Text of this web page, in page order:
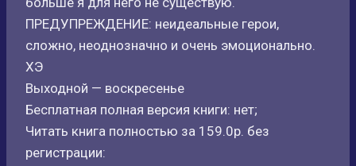
ПРЕДУПРЕЖДЕНИЕ: неидеальные герои,
сложно, неоднозначно и очень эмоционально.
ХЭ
Выходной — воскресенье
Бесплатная полная версия книги: нет;
Читать книга полностью за 159.0р. без
регистрации: